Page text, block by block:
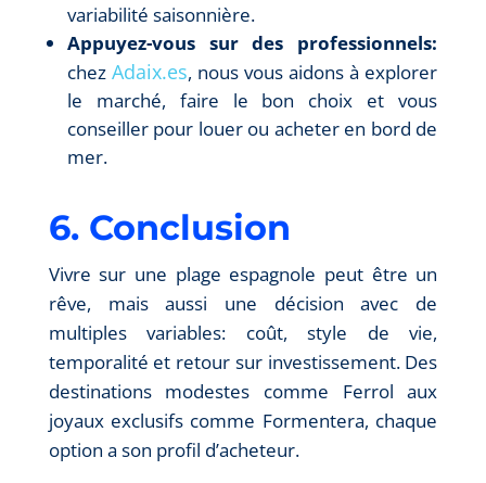
variabilité saisonnière.
Appuyez-vous sur des professionnels:
chez Adaix.es, nous vous aidons à explorer
le marché, faire le bon choix et vous
conseiller pour louer ou acheter en bord de
mer.
6. Conclusion
Vivre sur une plage espagnole peut être un
rêve, mais aussi une décision avec de
multiples variables: coût, style de vie,
temporalité et retour sur investissement. Des
destinations modestes comme Ferrol aux
joyaux exclusifs comme Formentera, chaque
option a son profil d’acheteur.